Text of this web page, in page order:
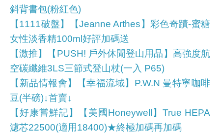
斜背書包(粉紅色)
【1111破盤】【Jeanne Arthes】彩色奇蹟-蜜糖
女性淡香精100ml好評加碼送
【激推】【PUSH! 戶外休閒登山用品】高強度航
空碳纖維3LS三節式登山杖(一入 P65)
【新品情報會】【幸福流域】P.W.N 曼特寧咖啡
豆(半磅)↓首賣↓
【好康嘗鮮記】【美國Honeywell】True HEPA
濾芯22500(適用18400)★終極加碼再加碼